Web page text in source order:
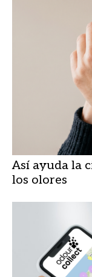
Así ayuda la
los olores